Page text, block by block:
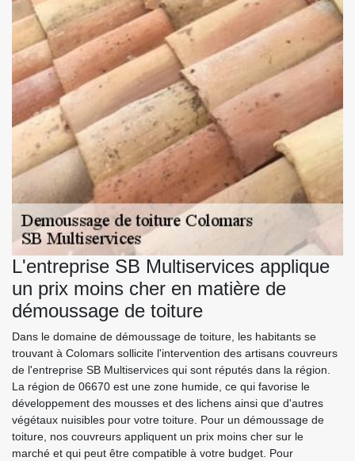
L'entreprise SB Multiservices applique
un prix moins cher en matière de
démoussage de toiture
Dans le domaine de démoussage de toiture, les habitants se
trouvant à Colomars sollicite l'intervention des artisans couvreurs
de l'entreprise SB Multiservices qui sont réputés dans la région.
La région de 06670 est une zone humide, ce qui favorise le
développement des mousses et des lichens ainsi que d'autres
végétaux nuisibles pour votre toiture. Pour un démoussage de
toiture, nos couvreurs appliquent un prix moins cher sur le
marché et qui peut être compatible à votre budget. Pour